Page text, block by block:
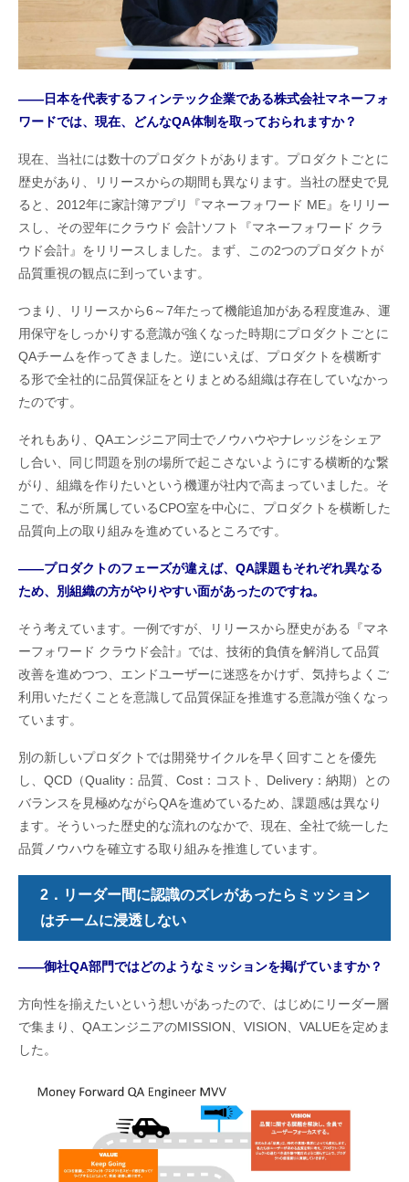
――日本を代表するフィンテック企業である株式会社マネーフォ
ワードでは、現在、どんなQA体制を取っておられますか？
現在、当社には数十のプロダクトがあります。プロダクトごとに
歴史があり、リリースからの期間も異なります。当社の歴史で見
ると、2012年に家計簿アプリ『マネーフォワード ME』をリリー
スし、その翌年にクラウド 会計ソフト『マネーフォワード クラ
ウド会計』をリリースしました。まず、この2つのプロダクトが
品質重視の観点に到っています。
つまり、リリースから6～7年たって機能追加がある程度進み、運
用保守をしっかりする意識が強くなった時期にプロダクトごとに
QAチームを作ってきました。逆にいえば、プロダクトを横断す
る形で全社的に品質保証をとりまとめる組織は存在していなかっ
たのです。
それもあり、QAエンジニア同士でノウハウやナレッジをシェア
し合い、同じ問題を別の場所で起こさないようにする横断的な繋
がり、組織を作りたいという機運が社内で高まっていました。そ
こで、私が所属しているCPO室を中心に、プロダクトを横断した
品質向上の取り組みを進めているところです。
――プロダクトのフェーズが違えば、QA課題もそれぞれ異なる
ため、別組織の方がやりやすい面があったのですね。
そう考えています。一例ですが、リリースから歴史がある『マネ
ーフォワード クラウド会計』では、技術的負債を解消して品質
改善を進めつつ、エンドユーザーに迷惑をかけず、気持ちよくご
利用いただくことを意識して品質保証を推進する意識が強くなっ
ています。
別の新しいプロダクトでは開発サイクルを早く回すことを優先
し、QCD（Quality：品質、Cost：コスト、Delivery：納期）との
バランスを見極めながらQAを進めているため、課題感は異なり
ます。そういった歴史的な流れのなかで、現在、全社で統一した
品質ノウハウを確立する取り組みを推進しています。
2．リーダー間に認識のズレがあったらミッション
はチームに浸透しない
――御社QA部門ではどのようなミッションを掲げていますか？
方向性を揃えたいという想いがあったので、はじめにリーダー層
で集まり、QAエンジニアのMISSION、VISION、VALUEを定めま
した。